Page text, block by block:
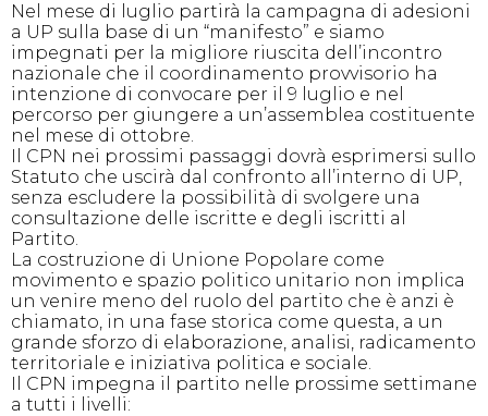
Nel mese di luglio partirà la campagna di adesioni
a UP sulla base di un “manifesto” e siamo
impegnati per la migliore riuscita dell’incontro
nazionale che il coordinamento provvisorio ha
intenzione di convocare per il 9 luglio e nel
percorso per giungere a un’assemblea costituente
nel mese di ottobre.
Il CPN nei prossimi passaggi dovrà esprimersi sullo
Statuto che uscirà dal confronto all’interno di UP,
senza escludere la possibilità di svolgere una
consultazione delle iscritte e degli iscritti al
Partito.
La costruzione di Unione Popolare come
movimento e spazio politico unitario non implica
un venire meno del ruolo del partito che è anzi è
chiamato, in una fase storica come questa, a un
grande sforzo di elaborazione, analisi, radicamento
territoriale e iniziativa politica e sociale.
Il CPN impegna il partito nelle prossime settimane
a tutti i livelli: